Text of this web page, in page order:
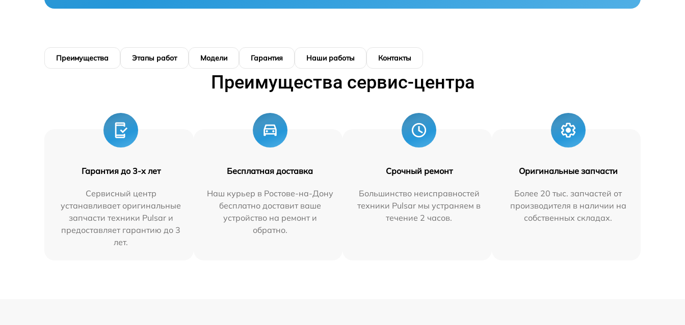
Преимущества Этапы работ Модели Гарантия Наши работы Контакты
Преимущества сервис-центра
Гарантия до 3-х лет
Сервисный центр
устанавливает оригинальные
запчасти техники Pulsar и
предоставляет гарантию до 3
лет.
Бесплатная доставка
Наш курьер в Ростове-на-Дону
бесплатно доставит ваше
устройство на ремонт и
обратно.
Срочный ремонт
Большинство неисправностей
техники Pulsar мы устраняем в
течение 2 часов.
Оригинальные запчасти
Более 20 тыс. запчастей от
производителя в наличии на
собственных складах.